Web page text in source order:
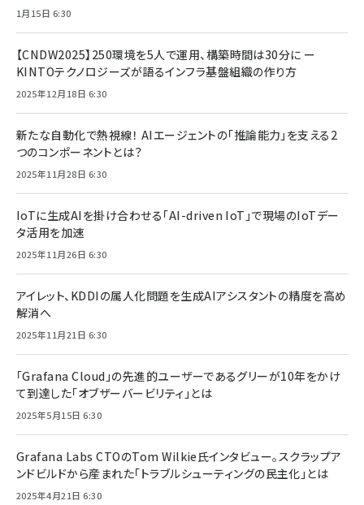
1月15日 6:30
【CNDW2025】250環境を5人で運用、構築時間は30分に ー
KINTOテクノロジーズが語るインフラ基盤組織の作り方
2025年12月18日 6:30
新たな自動化で熱視線！ AIエージェントの「推論能力」を支える2
つのコンポーネントとは？
2025年11月28日 6:30
IoTに生成AIを掛け合わせる「AI-driven IoT」で現場のIoTデー
タ活用を加速
2025年11月26日 6:30
アイレット、KDDIの属人化問題を生成AIアシスタントの精度を高め
解消へ
2025年11月21日 6:30
「Grafana Cloud」の先進的ユーザーであるグリーが10年をかけ
て到達した「オブザーバービリティ」とは
2025年5月15日 6:30
Grafana Labs CTOのTom Wilkie氏インタビュー。スクラップア
ンドビルドから産まれた「トラブルシューティングの民主化」とは
2025年4月21日 6:30